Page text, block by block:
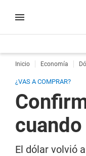
Inicio Economía
¿VAS A COMPRAR?
El dólar volvió